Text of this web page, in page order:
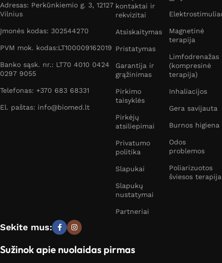
Adresas: Perkūnkiemio g. 3, 12127
Vilnius
Įmonės kodas: 302544270
PVM mok. kodas:LT100009162019
Banko sąsk. nr.: LT70 4010 0424
0297 9055
Telefonas: +370 683 68331
El. paštas: info@biomed.lt
kontaktai ir
rekvizitai
Atsiskaitymas
Pristatymas
Garantija ir
grąžinimas
Pirkimo
taisyklės
Pirkėjų
atsiliepimai
Privatumo
politika
Slapukai
Slapukų
nustatymai
Partneriai
Magnetinė
terapija
Limfodrenažas
(kompresinė
terapija)
Inhaliacijos
Gera savijauta
Burnos higiena
Odos
problemos
Poliarizuotos
šviesos terapija
Sekite mus:
Sužinok apie nuolaidas pirmas